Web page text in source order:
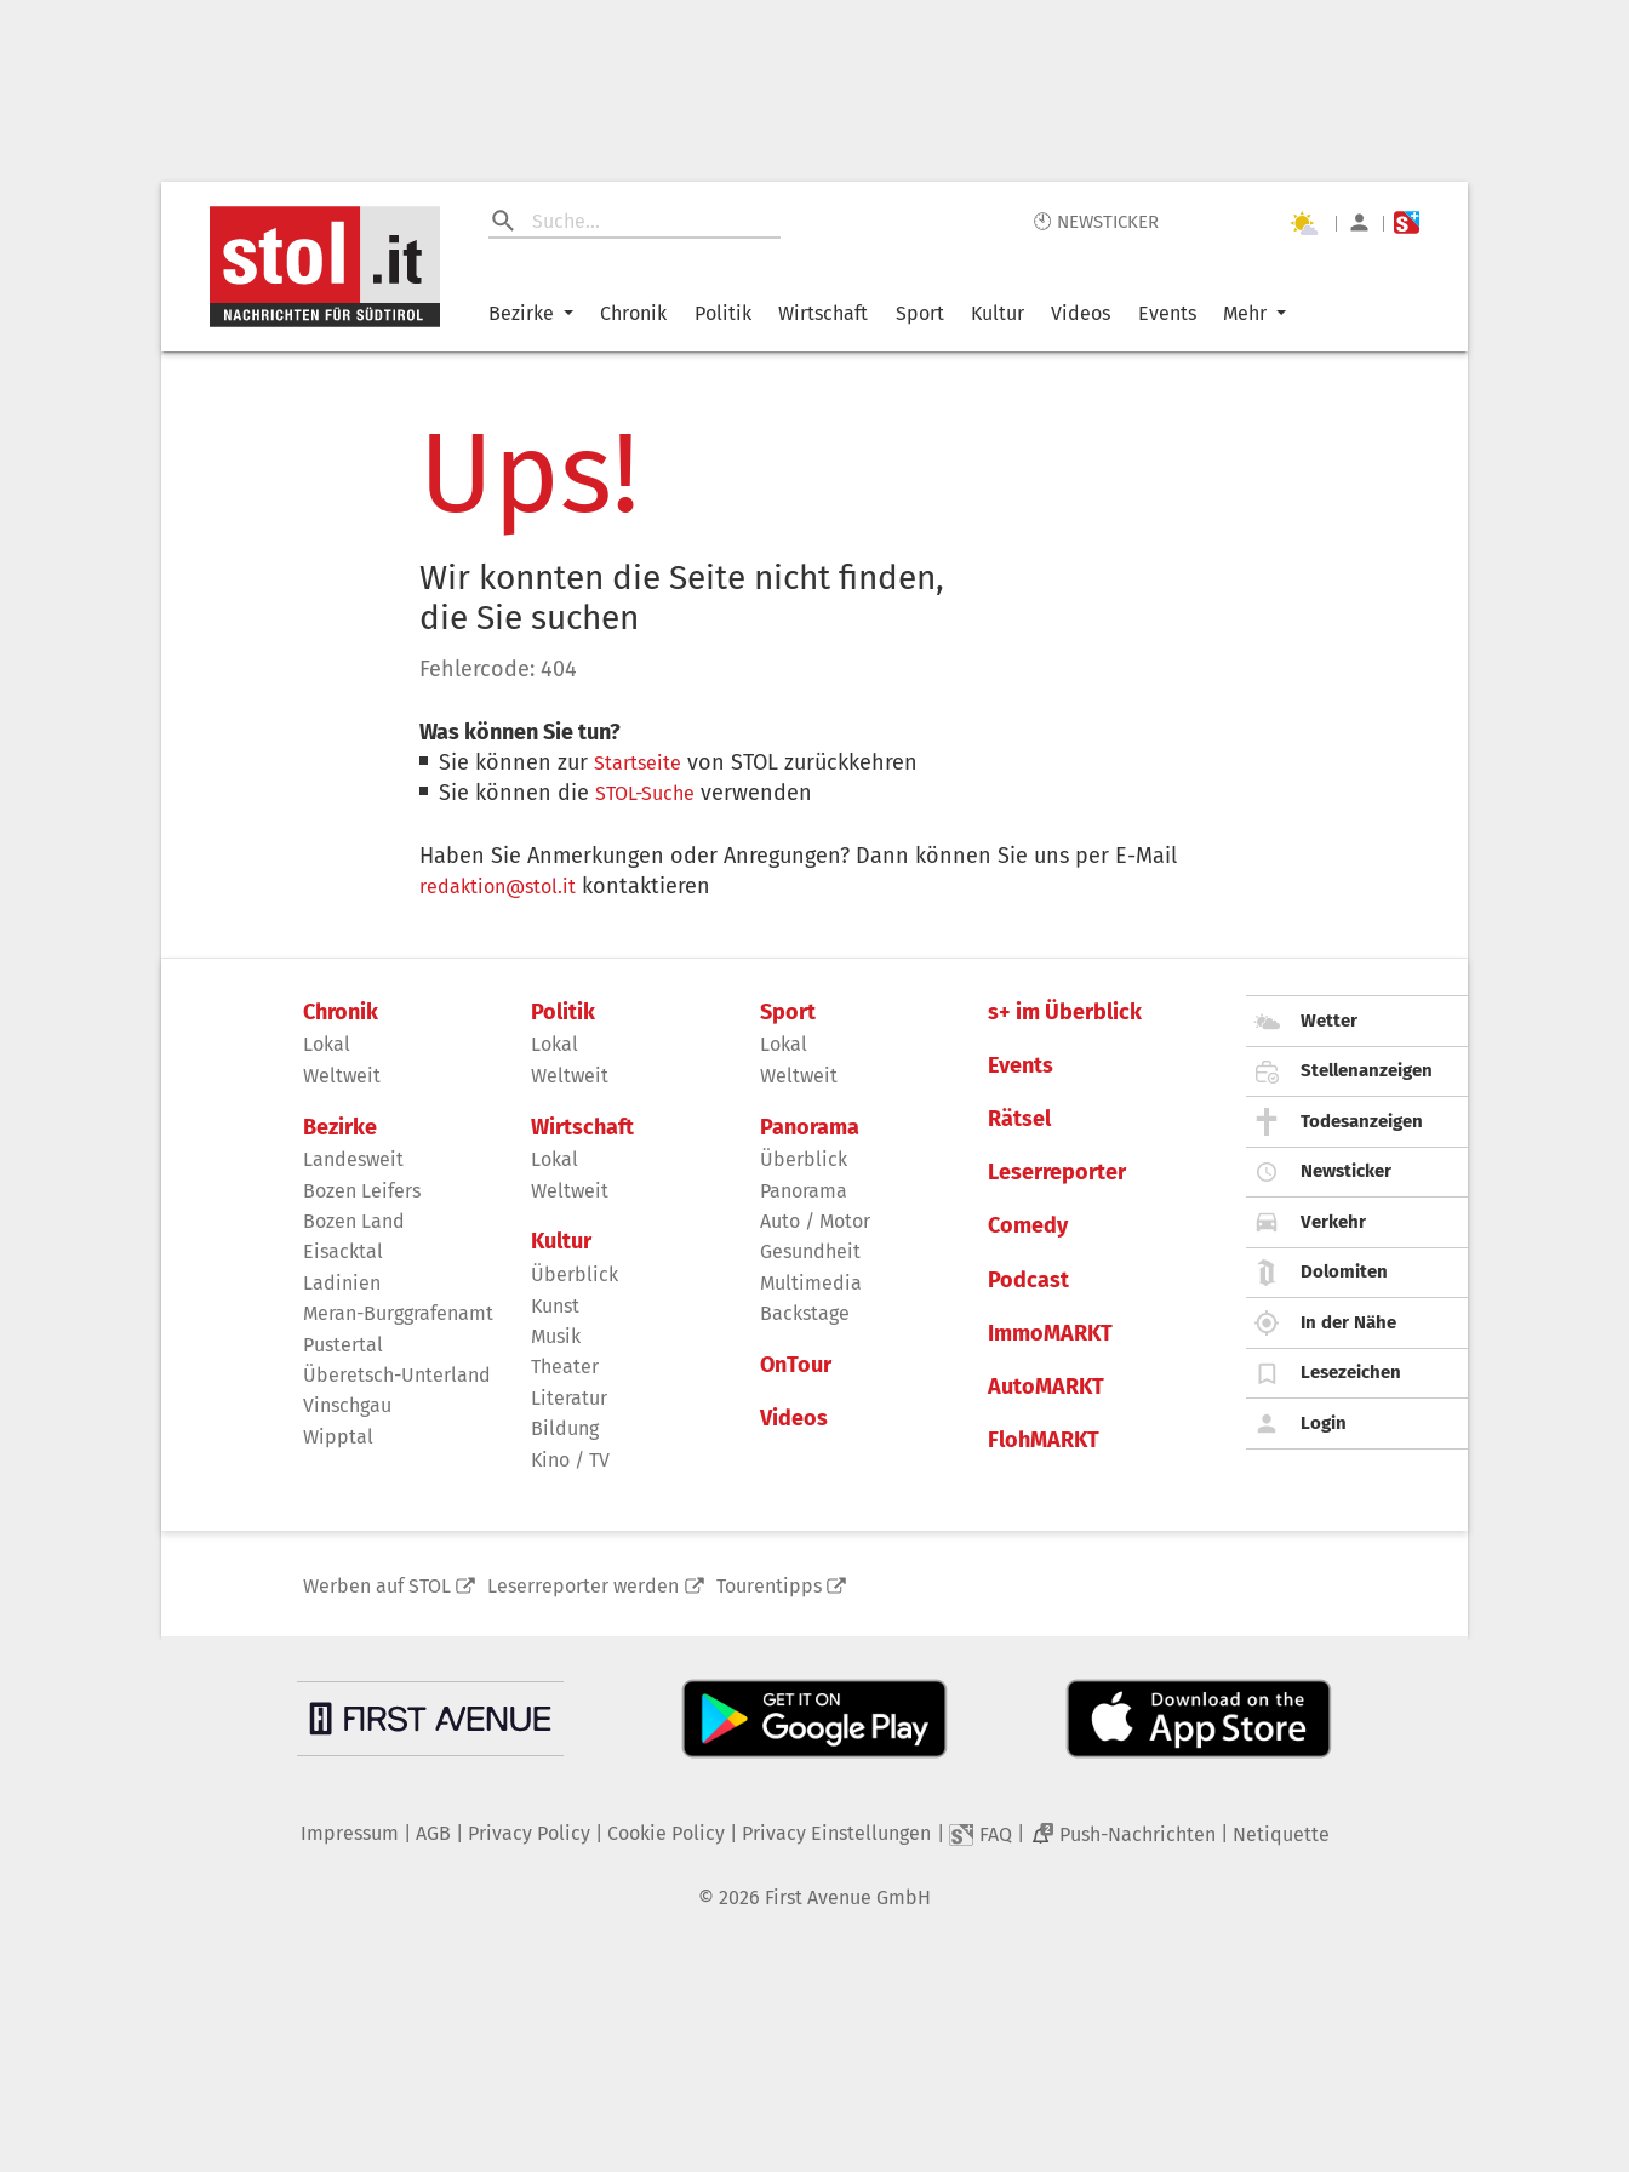
🕙 NEWSTICKER | |
Bezirke Chronik Politik Wirtschaft Sport Kultur Videos Events Mehr
Ups!
Wir konnten die Seite nicht finden,
die Sie suchen
Fehlercode: 404
Was können Sie tun?
Sie können zurStartseite von STOL zurückkehren
Sie können dieSTOL-Suche verwenden
Haben Sie Anmerkungen oder Anregungen? Dann können Sie uns per E-Mail
redaktion@stol.it kontaktieren
Chronik
Lokal
Weltweit
Bezirke
Landesweit
Bozen Leifers
Bozen Land
Eisacktal
Ladinien
Meran-Burggrafenamt
Pustertal
Überetsch-Unterland
Vinschgau
Wipptal
Politik
Lokal
Weltweit
Wirtschaft
Lokal
Weltweit
Kultur
Überblick
Kunst
Musik
Theater
Literatur
Bildung
Kino / TV
Sport
Lokal
Weltweit
Panorama
Überblick
Panorama
Auto / Motor
Gesundheit
Multimedia
Backstage
OnTour
Videos
s+ im Überblick
Events
Rätsel
Leserreporter
Comedy
Podcast
ImmoMARKT
AutoMARKT
FlohMARKT
Wetter
Stellenanzeigen
Todesanzeigen
Newsticker
Verkehr
Dolomiten
In der Nähe
Lesezeichen
Login
Werben auf STOL Leserreporter werden Tourentipps
Impressum AGB Privacy Policy| Cookie Policy| Privacy Einstellungen FAQ 2 Push-Nachrichten Netiquette
© 2026 First Avenue GmbH